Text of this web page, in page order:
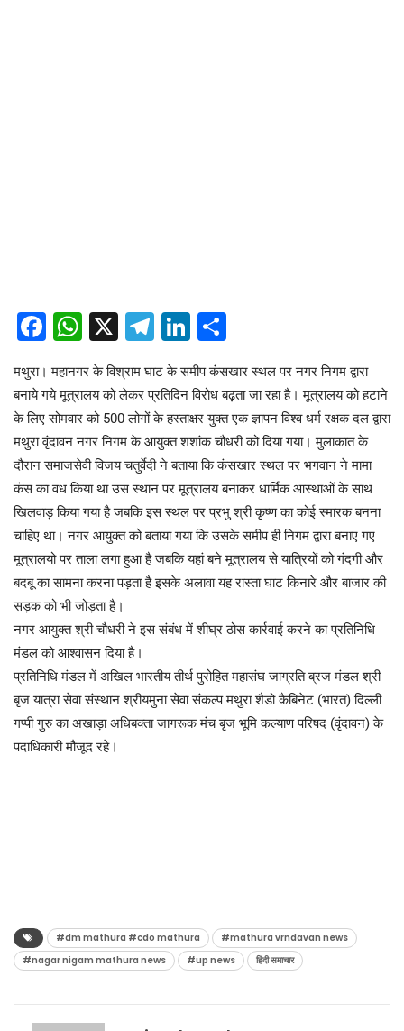
Facebook
WhatsApp
X Telegram
LinkedIn
मथुरा। महानगर के विश्राम घाट के समीप कंसखार स्थल पर नगर निगम द्वारा
बनाये गये मूत्रालय को लेकर प्रतिदिन विरोध बढ़ता जा रहा है। मूत्रालय को हटाने
के लिए सोमवार को 500 लोगों के हस्ताक्षर युक्त एक ज्ञापन विश्व धर्म रक्षक दल द्वारा
मथुरा वृंदावन नगर निगम के आयुक्त शशांक चौधरी को दिया गया। मुलाकात के
दौरान समाजसेवी विजय चतुर्वेदी ने बताया कि कंसखार स्थल पर भगवान ने मामा
कंस का वध किया था उस स्थान पर मूत्रालय बनाकर धार्मिक आस्थाओं के साथ
खिलवाड़ किया गया है जबकि इस स्थल पर प्रभु श्री कृष्ण का कोई स्मारक बनना
चाहिए था। नगर आयुक्त को बताया गया कि उसके समीप ही निगम द्वारा बनाए गए
मूत्रालयो पर ताला लगा हुआ है जबकि यहां बने मूत्रालय से यात्रियों को गंदगी और
बदबू का सामना करना पड़ता है इसके अलावा यह रास्ता घाट किनारे और बाजार की
सड़क को भी जोड़ता है।
नगर आयुक्त श्री चौधरी ने इस संबंध में शीघ्र ठोस कार्रवाई करने का प्रतिनिधि
मंडल को आश्वासन दिया है।
प्रतिनिधि मंडल में अखिल भारतीय तीर्थ पुरोहित महासंघ जाग्रति ब्रज मंडल श्री
बृज यात्रा सेवा संस्थान श्रीयमुना सेवा संकल्प मथुरा शैडो कैबिनेट (भारत) दिल्ली
गप्पी गुरु का अखाड़ा अधिबक्ता जागरूक मंच बृज भूमि कल्याण परिषद (वृंदावन) के
पदाधिकारी मौजूद रहे।
#dm mathura #cdo mathura
#mathura vrndavan news
#nagar nigam mathura news
#up news हिंदी समाचार